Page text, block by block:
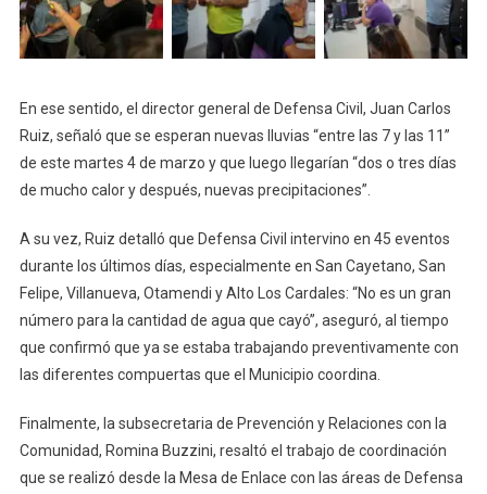
En ese sentido, el director general de Defensa Civil, Juan Carlos
Ruiz, señaló que se esperan nuevas lluvias “entre las 7 y las 11”
de este martes 4 de marzo y que luego llegarían “dos o tres días
de mucho calor y después, nuevas precipitaciones”.
A su vez, Ruiz detalló que Defensa Civil intervino en 45 eventos
durante los últimos días, especialmente en San Cayetano, San
Felipe, Villanueva, Otamendi y Alto Los Cardales: “No es un gran
número para la cantidad de agua que cayó”, aseguró, al tiempo
que confirmó que ya se estaba trabajando preventivamente con
las diferentes compuertas que el Municipio coordina.
Finalmente, la subsecretaria de Prevención y Relaciones con la
Comunidad, Romina Buzzini, resaltó el trabajo de coordinación
que se realizó desde la Mesa de Enlace con las áreas de Defensa